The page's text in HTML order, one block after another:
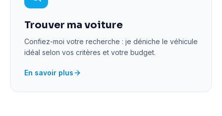
Trouver ma voiture
Confiez-moi votre recherche : je déniche le véhicule
idéal selon vos critères et votre budget.
En savoir plus